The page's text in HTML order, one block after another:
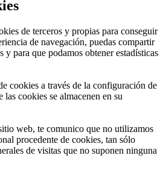
de terceros y propias para conseguir
de navegación, puedas compartir
y para que podamos obtener estadísticas
cookies a través de la configuración de
cookies se almacenen en su
web, te comunico que no utilizamos
procedente de cookies, tan sólo
de visitas que no suponen ninguna